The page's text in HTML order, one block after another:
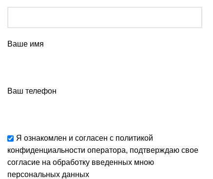
Ваше имя
Ваш телефон
Я ознакомлен и согласен с политикой
конфиденциальности оператора, подтверждаю свое
согласие на обработку введенных мною
персональных данных